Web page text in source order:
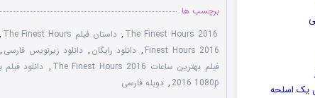
یک اسلحه
برچسب ها
The Finest Hours 2016
, داستان فیلم The Finest Hours ,
Finest Hours 2016
, دانلود رایگان , دانلود زیرنویس فارسی ,
فیلم بهترین ساعات The Finest Hours 2016
, دانلود
2016 1080p
, دوبله فارسی